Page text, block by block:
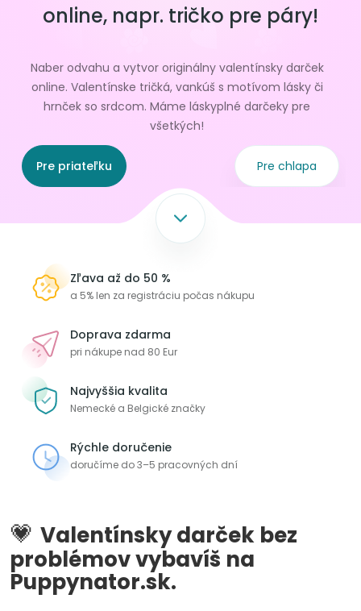
online, napr. tričko pre páry!
Naber odvahu a vytvor originálny valentínsky darček
online. Valentínske tričká, vankúš s motívom lásky či
hrnček so srdcom. Máme láskyplné darčeky pre
všetkých!
Pre priateľku Pre chlapa
Zľava až do 50 %
a 5% len za registráciu počas nákupu
Doprava zdarma
pri nákupe nad 80 Eur
Najvyššia kvalita
Nemecké a Belgické značky
Rýchle doručenie
doručíme do 3–5 pracovných dní
💗Valentínsky darček bez
problémov vybavíš na
Puppynator.sk.